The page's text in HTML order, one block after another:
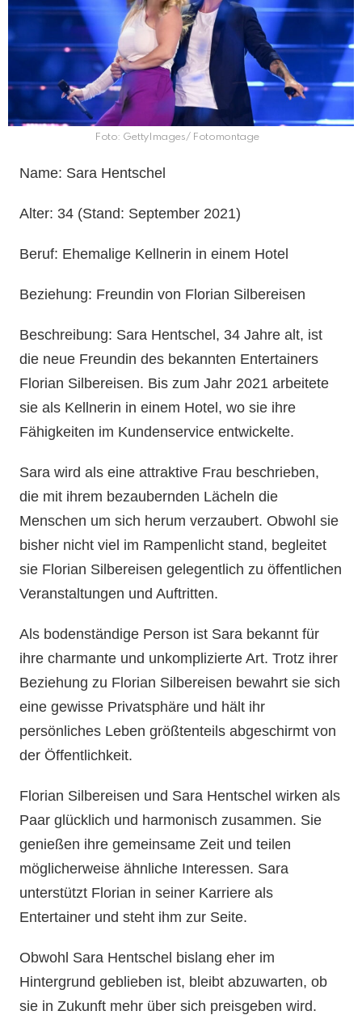
Foto: GettyImages/ Fotomontage
Name: Sara Hentschel
Alter: 34 (Stand: September 2021)
Beruf: Ehemalige Kellnerin in einem Hotel
Beziehung: Freundin von Florian Silbereisen
Beschreibung: Sara Hentschel, 34 Jahre alt, ist
die neue Freundin des bekannten Entertainers
Florian Silbereisen. Bis zum Jahr 2021 arbeitete
sie als Kellnerin in einem Hotel, wo sie ihre
Fähigkeiten im Kundenservice entwickelte.
Sara wird als eine attraktive Frau beschrieben,
die mit ihrem bezaubernden Lächeln die
Menschen um sich herum verzaubert. Obwohl sie
bisher nicht viel im Rampenlicht stand, begleitet
sie Florian Silbereisen gelegentlich zu öffentlichen
Veranstaltungen und Auftritten.
Als bodenständige Person ist Sara bekannt für
ihre charmante und unkomplizierte Art. Trotz ihrer
Beziehung zu Florian Silbereisen bewahrt sie sich
eine gewisse Privatsphäre und hält ihr
persönliches Leben größtenteils abgeschirmt von
der Öffentlichkeit.
Florian Silbereisen und Sara Hentschel wirken als
Paar glücklich und harmonisch zusammen. Sie
genießen ihre gemeinsame Zeit und teilen
möglicherweise ähnliche Interessen. Sara
unterstützt Florian in seiner Karriere als
Entertainer und steht ihm zur Seite.
Obwohl Sara Hentschel bislang eher im
Hintergrund geblieben ist, bleibt abzuwarten, ob
sie in Zukunft mehr über sich preisgeben wird.